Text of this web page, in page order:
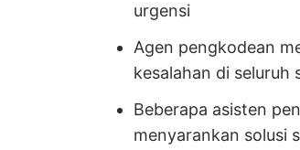
urgensi
Agen pengkodean
kesalahan di seluruh
Beberapa asisten
menyarankan solusi